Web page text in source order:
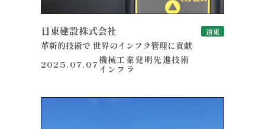
日東建設株式会社 道東
革新的技術で 世界のインフラ管理に貢献
2025.07.07機械工業発明先進技術
インフラ